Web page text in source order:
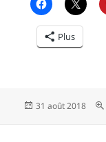
Plus
Publié
31 août 2018